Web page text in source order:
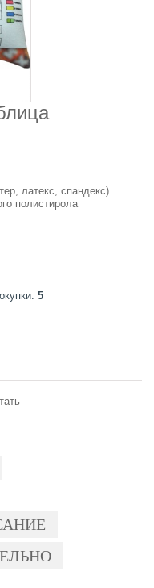
латекс, спандекс)
полистирола
5